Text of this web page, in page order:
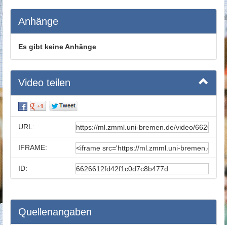
Anhänge
Es gibt keine Anhänge
Video teilen
URL:
IFRAME:
ID:
Quellenangaben